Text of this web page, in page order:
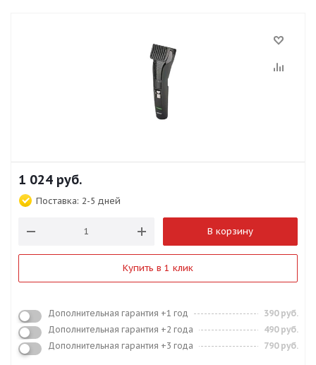
1 024 руб.
Поставка: 2-5 дней
В корзину
Купить в 1 клик
Дополнительная гарантия +1 год
390 руб.
Дополнительная гарантия +2 года
490 руб.
Дополнительная гарантия +3 года
790 руб.